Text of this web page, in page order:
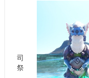
司
祭